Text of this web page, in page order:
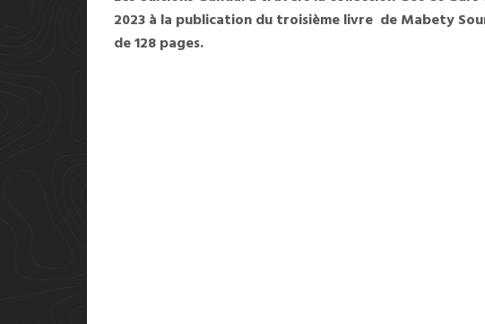
Livre
De
2023 à la publication du troisième livre de Mabety
de 128 pages.